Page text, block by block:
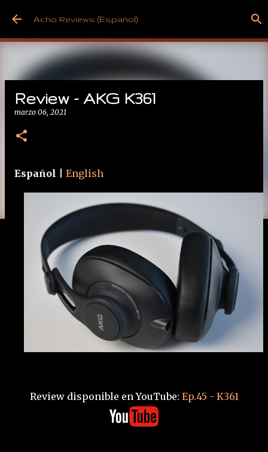
Ir al contenido principal
Acho Reviews (Español)
Review - AKG K361
marzo 06, 2021
Español English
Review disponible en YouTube: Ep.45 - K361